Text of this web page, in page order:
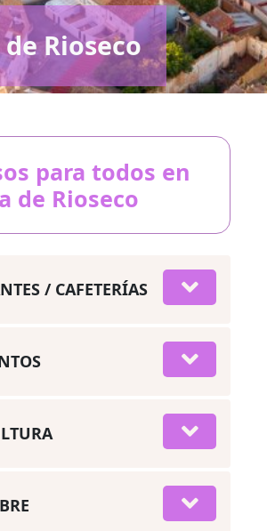
Rioseco
para todos en
de Rioseco
/ CAFETERÍAS